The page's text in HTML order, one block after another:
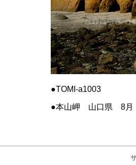
TOMI-a1003
本山岬 山口県 8月